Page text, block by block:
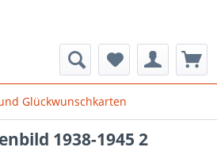
Glückwunschkarten
1938-1945 2